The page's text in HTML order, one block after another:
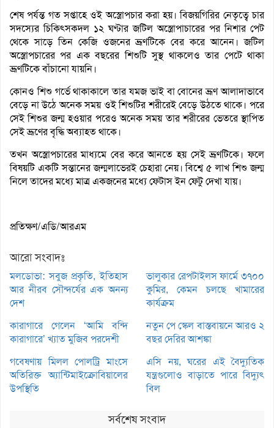
শেষ পর্যন্ত গত সপ্তাহে ওই অস্ত্রোপচার করা হয়। বিজয়গিরির নেতৃত্বে চার
সদস্যের চিকিৎসকদল ১২ ঘণ্টার জটিল অস্ত্রোপাচারের পর নিশার পেট
থেকে সাড়ে তিন কেজি ওজনের ভ্রূণটিকে বের করে আনেন। জটিল
অস্ত্রোপচারের পর এক বছরের শিশুটি সুস্থ থাকলেও তার পেটে থাকা
ভ্রূণটিকে বাঁচানো যায়নি।
কোনও শিশু গর্ভে থাকাকালে তার যমজ ভাই বা বোনের ভ্রূণ আলাদাভাবে
বেড়ে না উঠে অনেক সময় ওই শিশুটির শরীরেই বেড়ে উঠতে থাকে। পরে
সেই শিশুর জন্ম হওয়ার পরেও অনেক সময় তার শরীরের ভেতরে স্থাপিত
সেই ভ্রূণের বৃদ্ধি অব্যাহত থাকে।
তখন অস্ত্রোপচারের মাধ্যমে বের করে আনতে হয় সেই ভ্রূণটিকে। ফলে
বিষয়টি একটি সন্তানের জন্মলাভেরই চেহারা নেয়। বিশ্বে ৫ লাখ শিশু জন্ম
নিলে তাদের মধ্যে মাত্র একজনের মধ্যে ফেটাস ইন ফেটু দেখা যায়।
প্রতিক্ষণ/এডি/আরএম
আরো সংবাদঃ
মলডোভা: সবুজ প্রকৃতি, ইতিহাস
আর নীরব সৌন্দর্যের এক অনন্য
দেশ
ভালুকার রেপটাইলস ফার্মে ৩৭০০
কুমির, কেমন চলছে খামারের
কার্যক্রম
কারাগারে গেলেন ‘আমি বন্দি
কারাগারে’ খ্যাত মুজিব পরদেশী
নতুন পে স্কেল বাস্তবায়নে আরও ২
বছর দেরির আশঙ্কা
গবেষণায় মিলল পোলট্রি মাংসে
অতিরিক্ত অ্যান্টিমাইক্রোবিয়ালের
উপস্থিতি
এসি নয়, ঘরের এই বৈদ্যুতিক
যন্ত্রগুলোও বাড়াতে পারে বিদ্যুৎ
বিল
সর্বশেষ সংবাদ